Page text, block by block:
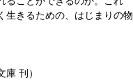
生きるための、はじまりの物
刊）